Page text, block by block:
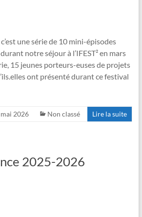
c’est une série de 10 mini-épisodes
notre séjour à l’IFEST² en mars
15 jeunes porteurs-euses de projets
ont présenté durant ce festival
2026 Non classé Lire la suite
2025-2026